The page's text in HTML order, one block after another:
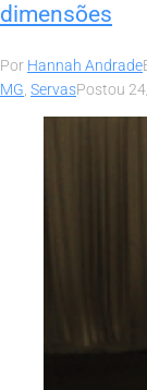
dimensões
Por Hannah Andrade
MG, ServasPostou